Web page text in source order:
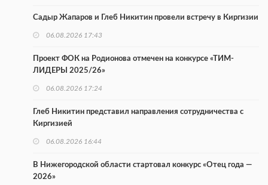
Садыр Жапаров и Глеб Никитин провели встречу в Киргизии
06.08.2026 17:43
Проект ФОК на Родионова отмечен на конкурсе «ТИМ-
ЛИДЕРЫ 2025/26»
06.08.2026 17:24
Глеб Никитин представил направления сотрудничества с
Киргизией
06.08.2026 16:44
В Нижегородской области стартовал конкурс «Отец года —
2026»